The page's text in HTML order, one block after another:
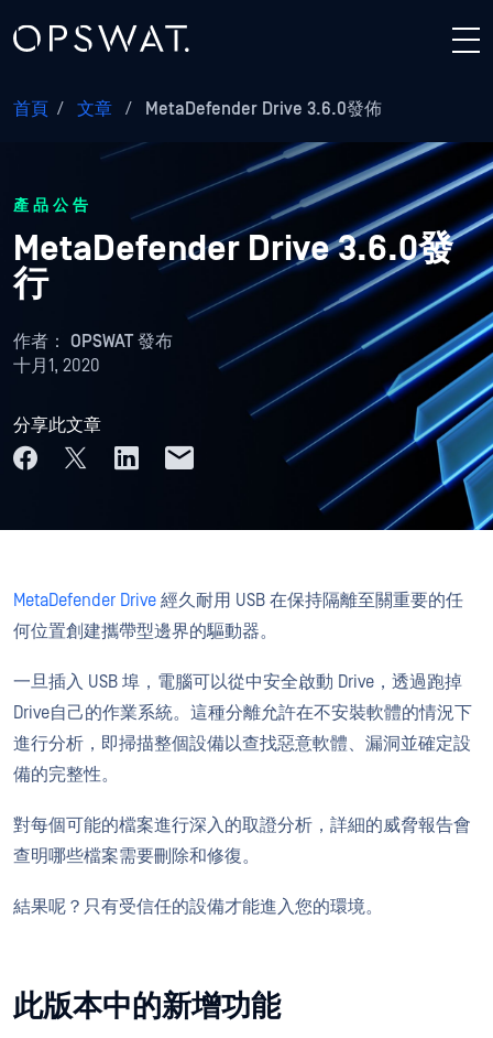
首頁 / 文章 / MetaDefender Drive 3.6.0發佈
產品公告
MetaDefender Drive 3.6.0發
行
作者： OPSWAT 發布
十月1, 2020
分享此文章
MetaDefender Drive 經久耐用 USB 在保持隔離至關重要的任
何位置創建攜帶型邊界的驅動器。
一旦插入 USB 埠，電腦可以從中安全啟動 Drive，透過跑掉
Drive自己的作業系統。這種分離允許在不安裝軟體的情況下
進行分析，即掃描整個設備以查找惡意軟體、漏洞並確定設
備的完整性。
對每個可能的檔案進行深入的取證分析，詳細的威脅報告會
查明哪些檔案需要刪除和修復。
結果呢？只有受信任的設備才能進入您的環境。
此版本中的新增功能